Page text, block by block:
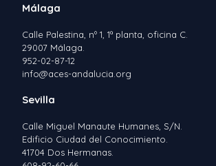
Málaga
Calle Palestina, nº 1, 1ª planta, oficina C.
29007 Málaga.
952-02-87-12
info@aces-andalucia.org
Sevilla
Calle Miguel Manaute Humanes, S/N.
Edificio Ciudad del Conocimiento.
41704 Dos Hermanas.